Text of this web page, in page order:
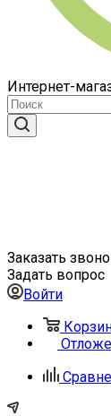
Интернет-
Заказать
Задать вопрос
Войти